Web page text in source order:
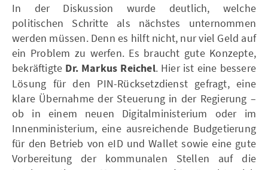
In der Diskussion wurde deutlich, welche
politischen Schritte als nächstes unternommen
werden müssen. Denn es hilft nicht, nur viel Geld auf
ein Problem zu werfen. Es braucht gute Konzepte,
bekräftigte Dr. Markus Reichel. Hier ist eine bessere
Lösung für den PIN-Rücksetzdienst gefragt, eine
klare Übernahme der Steuerung in der Regierung –
ob in einem neuen Digitalministerium oder im
Innenministerium, eine ausreichende Budgetierung
für den Betrieb von eID und Wallet sowie eine gute
Vorbereitung der kommunalen Stellen auf die